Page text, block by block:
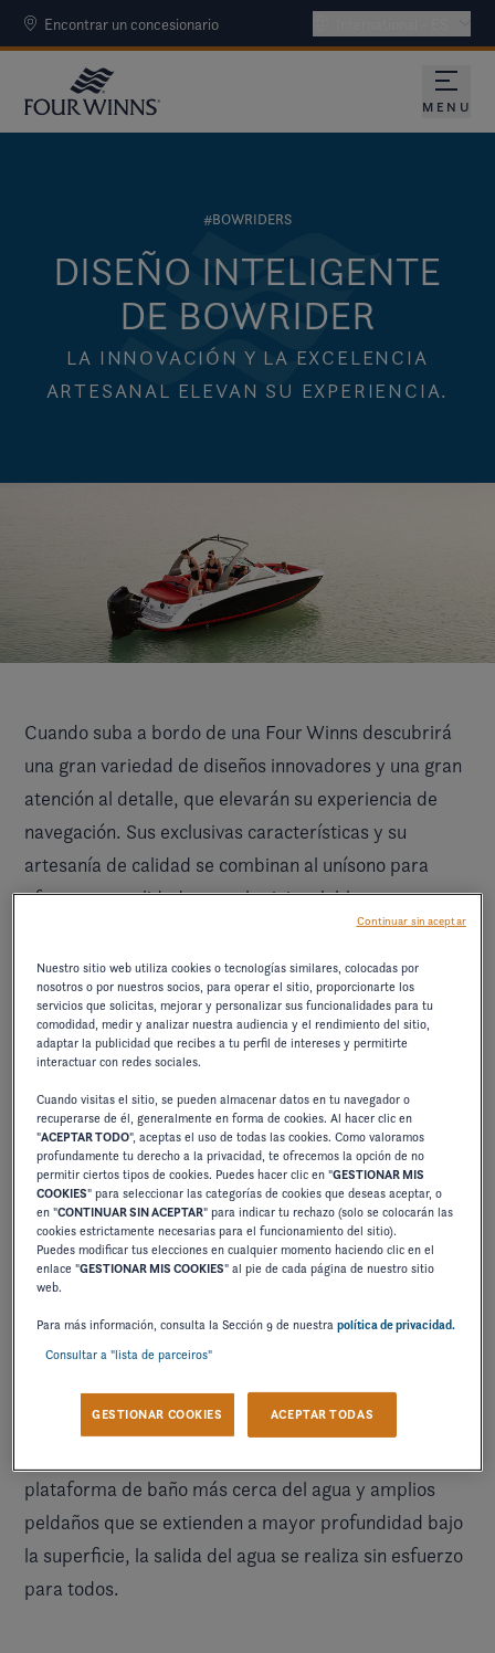
Encontrar un concesionario
MENU
#BOWRIDERS
DISEÑO INTELIGENTE
DE BOWRIDER
LA INNOVACIÓN Y LA EXCELENCIA
ARTESANAL ELEVAN SU EXPERIENCIA.
Cuando suba a bordo de una Four Winns descubrirá
una gran variedad de diseños innovadores y una gran
atención al detalle, que elevarán su experiencia de
navegación. Sus exclusivas características y su
artesanía de calidad se combinan al unísono para
ofrecer una calidad y un valor inigualables.
ICÓNICA ESCALERA DE EMBARQUE
La icónica escalera Four Winns de gran profundidad,
en ángulo con respeto a la embarcación, garantiza un
plataforma de baño más cerca del agua y amplios
peldaños que se extienden a mayor profundidad bajo
la superficie, la salida del agua se realiza sin esfuerzo
para todos.
Nuestro sitio web utiliza cookies o tecnologías similares, colocadas por
nosotros o por nuestros socios, para operar el sitio, proporcionarte los
servicios que solicitas, mejorar y personalizar sus funcionalidades para tu
comodidad, medir y analizar nuestra audiencia y el rendimiento del sitio,
adaptar la publicidad que recibes a tu perfil de intereses y permitirte
interactuar con redes sociales.
Cuando visitas el sitio, se pueden almacenar datos en tu navegador o
recuperarse de él, generalmente en forma de cookies. Al hacer clic en
"ACEPTAR TODO", aceptas el uso de todas las cookies. Como valoramos
profundamente tu derecho a la privacidad, te ofrecemos la opción de no
permitir ciertos tipos de cookies. Puedes hacer clic en "GESTIONAR MIS
COOKIES" para seleccionar las categorías de cookies que deseas aceptar, o
en "CONTINUAR SIN ACEPTAR" para indicar tu rechazo (solo se colocarán las
cookies estrictamente necesarias para el funcionamiento del sitio).
Puedes modificar tus elecciones en cualquier momento haciendo clic en el
enlace "GESTIONAR MIS COOKIES" al pie de cada página de nuestro sitio
web.
Para más información, consulta la Sección 9 de nuestrapolítica de privacidad.
Consultar a "lista de parceiros"
GESTIONAR COOKIES ACEPTAR TODAS
Continuar sin aceptar